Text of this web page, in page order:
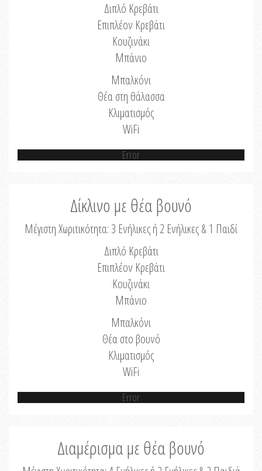
Διπλό Κρεβάτι
Επιπλέον Κρεβάτι
Κουζινάκι
Μπάνιο
Μπαλκόνι
Θέα στη θάλασσα
Κλιματισμός
WiFi
Error
Δίκλινο με θέα βουνό
Μέγιστη Χωριτικότητα: 3 Ενήλικες ή 2 Ενήλικες & 1 Παιδί
Διπλό Κρεβάτι
Επιπλέον Κρεβάτι
Κουζινάκι
Μπάνιο
Μπαλκόνι
Θέα στο βουνό
Κλιματισμός
WiFi
Error
Διαμέρισμα με θέα βουνό